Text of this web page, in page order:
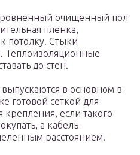
очищенный пол
пленка,
потолку. Стыки
Теплоизоляционные
до стен.
в основном в
готовой сеткой для
крепления, если такого
а кабель
расстоянием.